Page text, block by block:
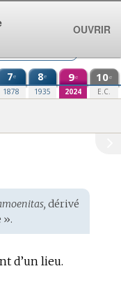
7e
1878
8e
1935
9e
2024
10e
E.C.
dérivé
».
d’un lieu.
OUVRIR